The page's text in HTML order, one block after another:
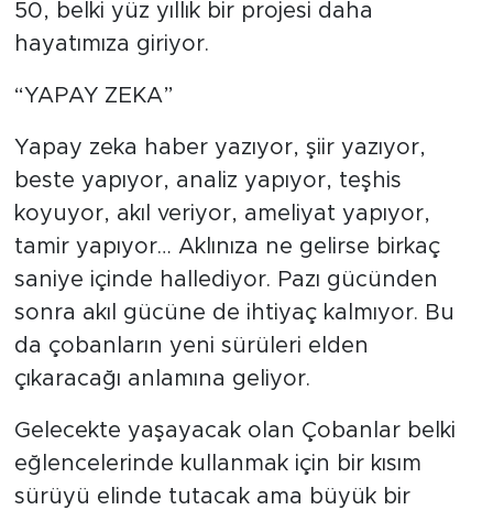
50, belki yüz yıllık bir projesi daha
hayatımıza giriyor.
“YAPAY ZEKA”
Yapay zeka haber yazıyor, şiir yazıyor,
beste yapıyor, analiz yapıyor, teşhis
koyuyor, akıl veriyor, ameliyat yapıyor,
tamir yapıyor… Aklınıza ne gelirse birkaç
saniye içinde hallediyor. Pazı gücünden
sonra akıl gücüne de ihtiyaç kalmıyor. Bu
da çobanların yeni sürüleri elden
çıkaracağı anlamına geliyor.
Gelecekte yaşayacak olan Çobanlar belki
eğlencelerinde kullanmak için bir kısım
sürüyü elinde tutacak ama büyük bir